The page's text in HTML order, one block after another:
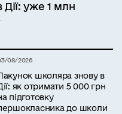
уже 1 млн
08/2026
школяра знову в
як отримати 5 000 грн
підготовку
до школи